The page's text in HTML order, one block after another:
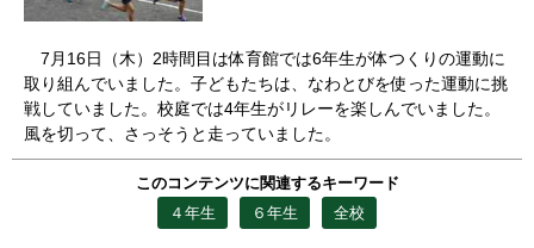
7月16日（木）2時間目は体育館では6年生が体つくりの運動に
取り組んでいました。子どもたちは、なわとびを使った運動に挑
戦していました。校庭では4年生がリレーを楽しんでいました。
風を切って、さっそうと走っていました。
このコンテンツに関連するキーワード
４年生
６年生 全校